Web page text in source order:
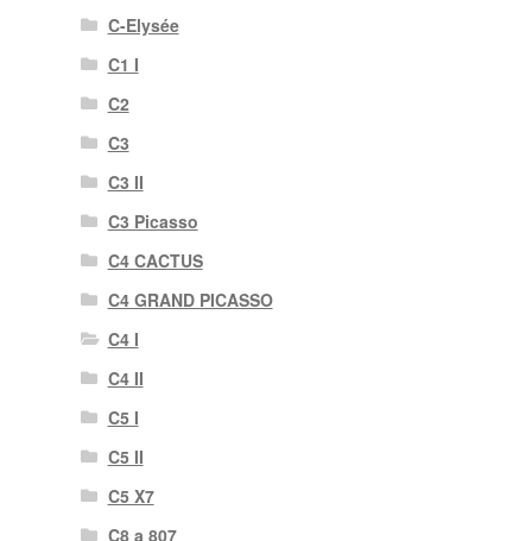
C-Elysée
C1 I
C2
C3
C3 II
C3 Picasso
C4 CACTUS
C4 GRAND PICASSO
C4 I
C4 II
C5 I
C5 II
C5 X7
C8 a 807